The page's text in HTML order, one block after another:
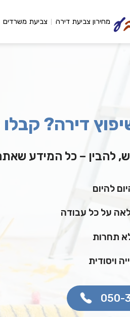
מחירון צביעת דירה צביעת משרדים
קבלו 5 טיפים לבחירת צבע
להבין – כל המידע
להיום
על כל עבודה
תחרות
ויסודית
050-